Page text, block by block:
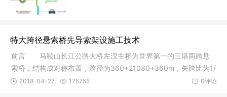
特大跨径悬索桥先导索架设施工技术
前言 马鞍山长江公路大桥左汊主桥为世界第一的三塔两跨悬
索桥，结构成对称布置，跨径为360+21080+360m，矢跨比为1/
9，主缆长3
0评论
2018-04-27 175755